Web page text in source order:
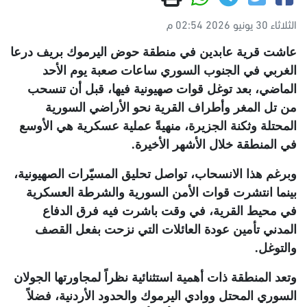
الثلاثاء 30 يونيو 2026 02:54 م
عاشت قرية عابدين في منطقة حوض اليرموك بريف درعا
الغربي في الجنوب السوري ساعات صعبة يوم الأحد
الماضي، بعد توغل قوات صهيونية فيها، قبل أن تنسحب
من تل المغر وأطراف القرية نحو الأراضي السورية
المحتلة وثكنة الجزيرة، منهيةً عملية عسكرية هي الأوسع
في المنطقة خلال الأشهر الأخيرة.
وبرغم هذا الانسحاب، تواصل تحليق المسيّرات الصهيونية،
بينما انتشرت قوات الأمن السورية والشرطة العسكرية
في محيط القرية، في وقت باشرت فيه فرق الدفاع
المدني تأمين عودة العائلات التي نزحت بفعل القصف
والتوغل.
وتعد المنطقة ذات أهمية استثنائية نظراً لمجاورتها الجولان
السوري المحتل ووادي اليرموك والحدود الأردنية، فضلاً